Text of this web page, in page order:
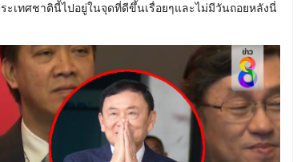
ะเทศชาตินี้ไปอยู่ในจุดที่ดีขึ้นเรื่อยๆและไม่มีวันถอยหลังนี่